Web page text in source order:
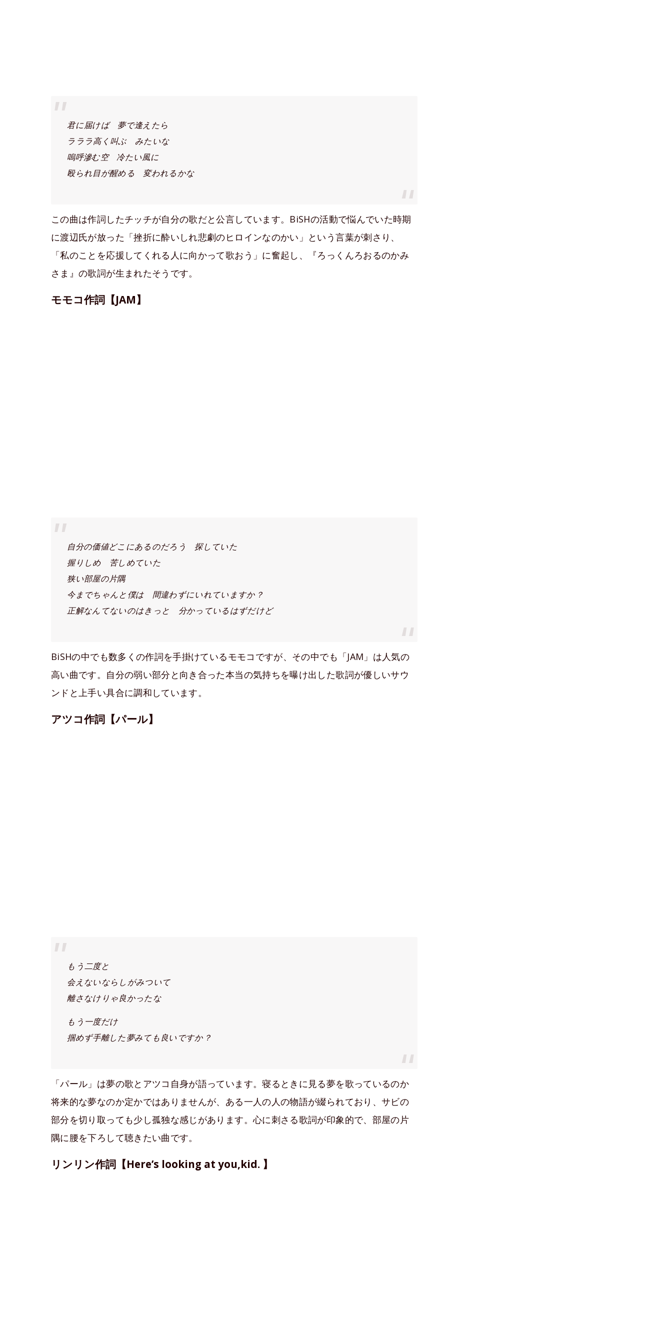
君に届けば 夢で逢えたら
ラララ高く叫ぶ みたいな
嗚呼滲む空 冷たい風に
殴られ目が醒める 変われるかな
この曲は作詞したチッチが自分の歌だと公言しています。BiSHの活動で悩んでいた時期
に渡辺氏が放った「挫折に酔いしれ悲劇のヒロインなのかい」という言葉が刺さり、
「私のことを応援してくれる人に向かって歌おう」に奮起し、『ろっくんろおるのかみ
さま』の歌詞が生まれたそうです。
モモコ作詞【JAM】
自分の価値どこにあるのだろう 探していた
握りしめ 苦しめていた
狭い部屋の片隅
今までちゃんと僕は 間違わずにいれていますか？
正解なんてないのはきっと 分かっているはずだけど
BiSHの中でも数多くの作詞を手掛けているモモコですが、その中でも「JAM」は人気の
高い曲です。自分の弱い部分と向き合った本当の気持ちを曝け出した歌詞が優しいサウ
ンドと上手い具合に調和しています。
アツコ作詞【パール】
もう二度と
会えないならしがみついて
離さなけりゃ良かったな
もう一度だけ
掴めず手離した夢みても良いですか？
「パール」は夢の歌とアツコ自身が語っています。寝るときに見る夢を歌っているのか
将来的な夢なのか定かではありませんが、ある一人の人の物語が綴られており、サビの
部分を切り取っても少し孤独な感じがあります。心に刺さる歌詞が印象的で、部屋の片
隅に腰を下ろして聴きたい曲です。
リンリン作詞【Here’s looking at you,kid. 】